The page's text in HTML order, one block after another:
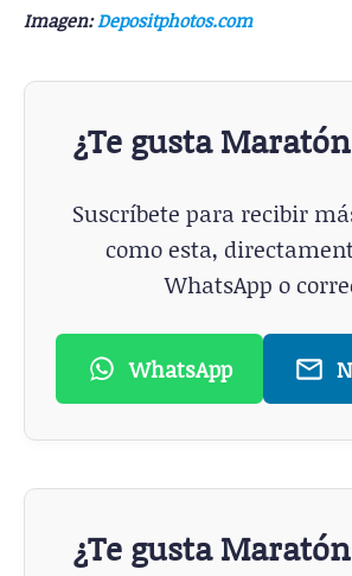
Imagen:Depositphotos.com
¿Te gusta
Suscríbete para recibir
como esta,
WhatsApp o
WhatsApp
¿Te gusta